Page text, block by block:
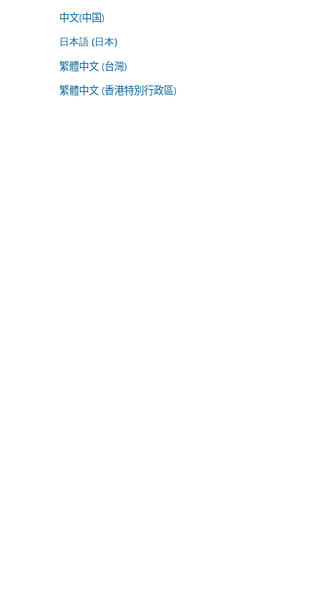
中文(中国)
日本語 (日本)
繁體中文 (台灣)
繁體中文 (香港特別行政區)